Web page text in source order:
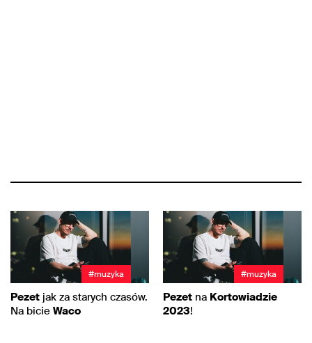
#muzyka
Pezet jak za starych czasów.
Na bicie Waco
#muzyka
Pezet na Kortowiadzie
2023!